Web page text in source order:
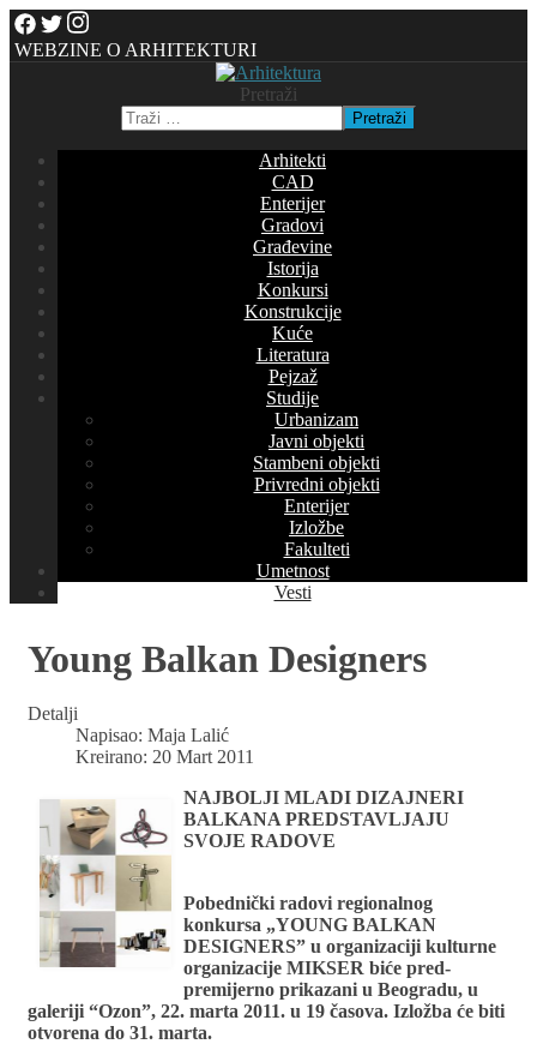
WEBZINE O ARHITEKTURI
Pretraži
Pretraži
Arhitekti
CAD
Enterijer
Gradovi
Građevine
Istorija
Konkursi
Konstrukcije
Kuće
Literatura
Pejzaž
Studije
Urbanizam
Javni objekti
Stambeni objekti
Privredni objekti
Enterijer
Izložbe
Fakulteti
Umetnost
Vesti
Young Balkan Designers
Detalji
Napisao: Maja Lalić
Kreirano: 20 Mart 2011
NAJBOLJI MLADI DIZAJNERI
BALKANA PREDSTAVLJAJU
SVOJE RADOVE
Pobednički radovi regionalnog
konkursa „YOUNG BALKAN
DESIGNERS” u organizaciji kulturne
organizacije MIKSER biće pred-
premijerno prikazani u Beogradu, u
galeriji “Ozon”, 22. marta 2011. u 19 časova. Izložba će biti
otvorena do 31. marta.